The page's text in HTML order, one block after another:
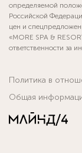
определяемой
Российской
цен и
«MORE SPA &
ответственности за
Политика в
Общая